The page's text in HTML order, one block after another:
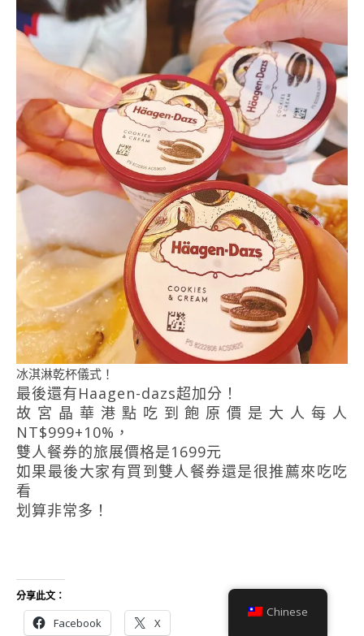
冰淇淋乾杯儀式！
最後還有Haagen-dazs超加分！
故宮晶華港點吃到飽原價是大人每人
NT$999+10%，
雙人餐券的旅展價格是1699元
如果最後大家有買到雙人餐券還是很推薦來吃吃
看
划算非常多！
分享此文：
Facebook X
Chinese